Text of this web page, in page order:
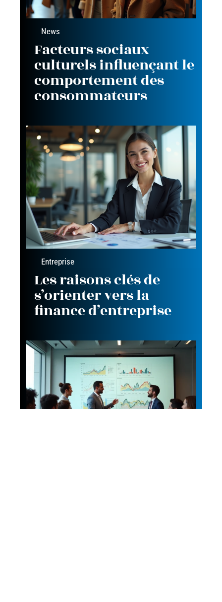
News
Facteurs sociaux
culturels influençant le
comportement des
consommateurs
Entreprise
Les raisons clés de
s’orienter vers la
finance d’entreprise